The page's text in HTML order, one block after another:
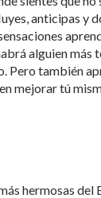
anticipas y
alguien más
Pero también
mejorar tú
hermosas del